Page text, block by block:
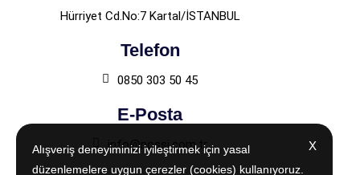
X
Alışveriş deneyiminizi iyileştirmek için yasal
düzenlemelere uygun çerezler (cookies) kullanıyoruz.
Hürriyet Cd.No:7 Kartal/İSTANBUL
Telefon
0850 303 50 45
E-Posta
info@nossi.com.tr X
Alışveriş deneyiminizi iyileştirmek için yasal
düzenlemelere uygun çerezler (cookies) kullanıyoruz.